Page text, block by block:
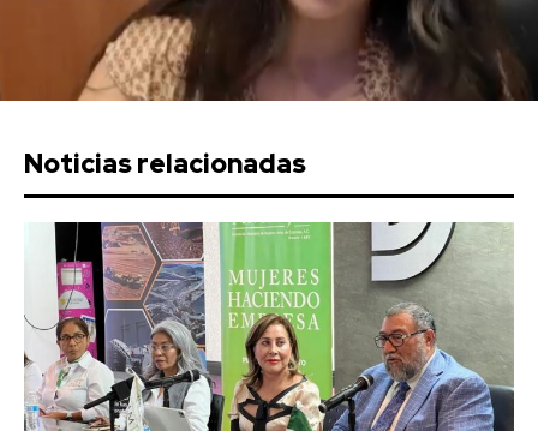
Noticias relacionadas